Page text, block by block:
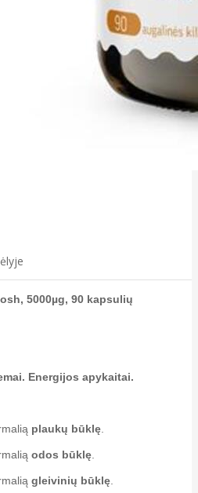
5000µg, 90 kapsulių
Energijos apykaitai.
plaukų būklę
odos būklę
gleivinių būklę